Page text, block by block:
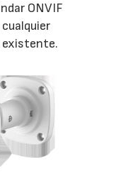
ONVIF
existente.